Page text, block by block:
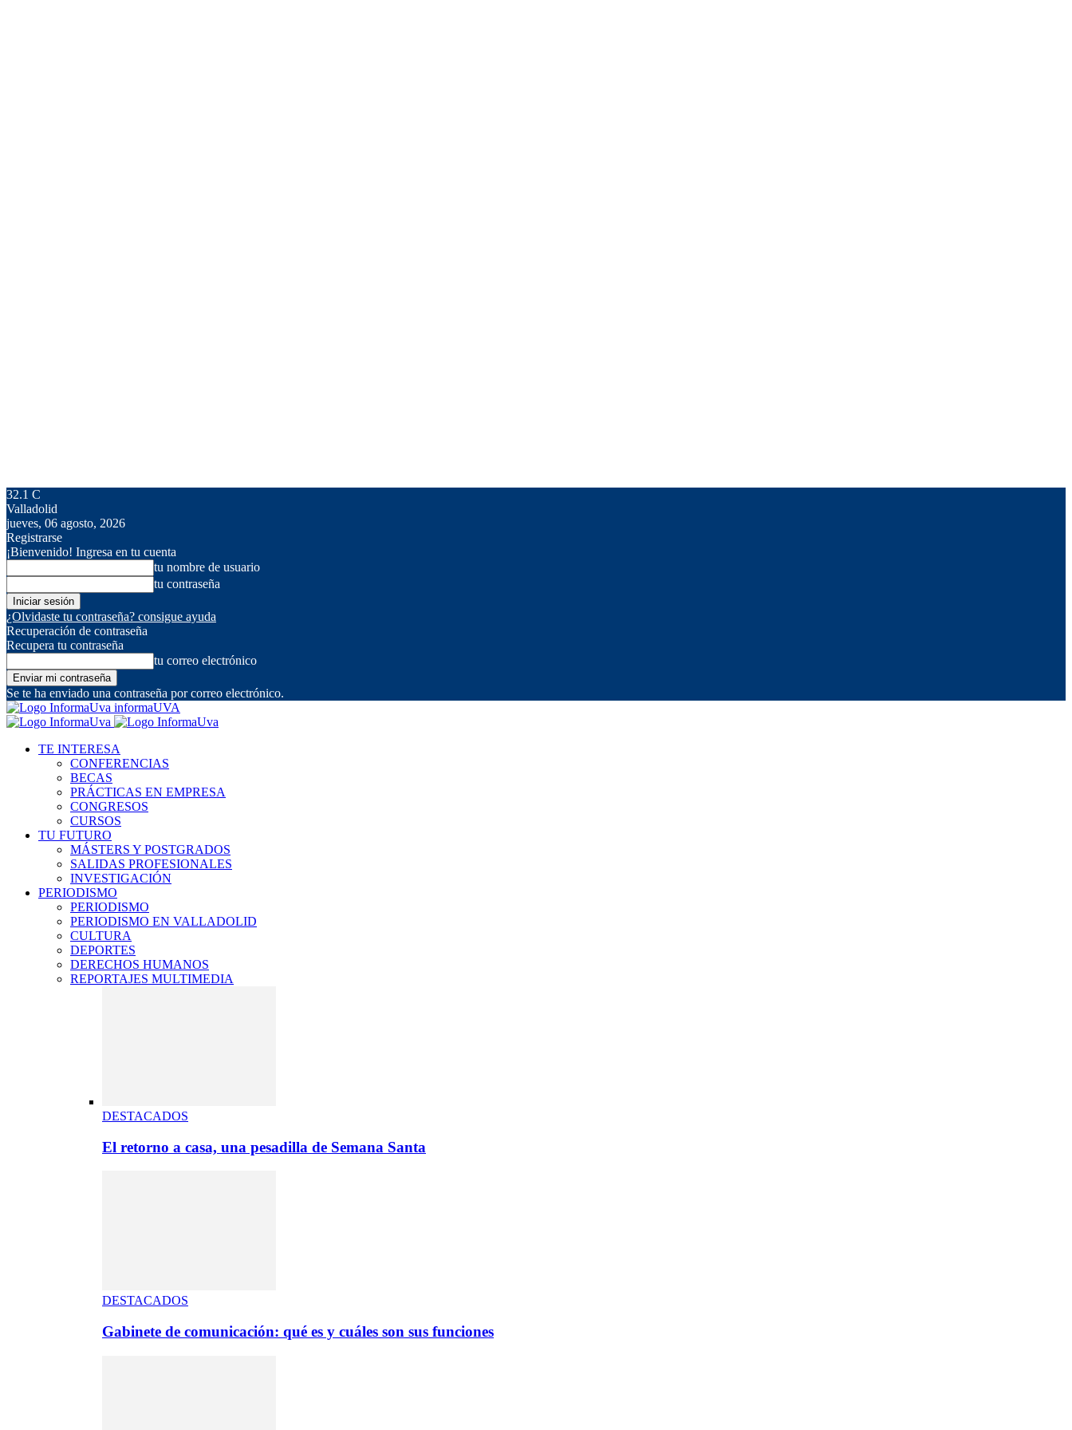
32.1 C
Valladolid
jueves, 06 agosto, 2026
Registrarse
¡Bienvenido! Ingresa en tu cuenta
tu nombre de usuario
tu contraseña
¿Olvidaste tu contraseña? consigue ayuda
Recuperación de contraseña
Recupera tu contraseña
tu correo electrónico
Se te ha enviado una contraseña por correo electrónico.
informaUVA
TE INTERESA
CONFERENCIAS
BECAS
PRÁCTICAS EN EMPRESA
CONGRESOS
CURSOS
TU FUTURO
MÁSTERS Y POSTGRADOS
SALIDAS PROFESIONALES
INVESTIGACIÓN
PERIODISMO
PERIODISMO
PERIODISMO EN VALLADOLID
CULTURA
DEPORTES
DERECHOS HUMANOS
REPORTAJES MULTIMEDIA
DESTACADOS
El retorno a casa, una pesadilla de Semana Santa
DESTACADOS
Gabinete de comunicación: qué es y cuáles son sus funciones